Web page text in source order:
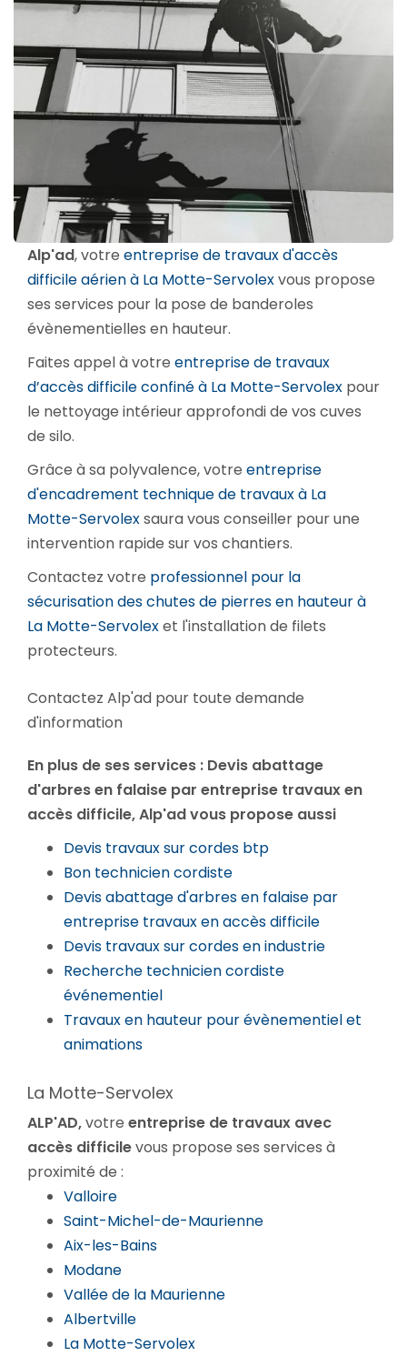
Alp'ad, votre entreprise de travaux d'accès
difficile aérien à La Motte-Servolexvous propose
ses services pour la pose de banderoles
évènementielles en hauteur.
Faites appel à votre entreprise de travaux
d’accès difficile confiné à La Motte-Servolex pour
le nettoyage intérieur approfondi de vos cuves
de silo.
Grâce à sa polyvalence, votre entreprise
d'encadrement technique de travaux à La
Motte-Servolexsaura vous conseiller pour une
intervention rapide sur vos chantiers.
Contactez votre professionnel pour la
sécurisation des chutes de pierres en hauteur à
La Motte-Servolexet l'installation de filets
protecteurs.
Contactez Alp'ad pour toute demande
d'information
En plus de ses services : Devis abattage
d'arbres en falaise par entreprise travaux en
accès difficile, Alp'ad vous propose aussi
Devis travaux sur cordes btp
Bon technicien cordiste
Devis abattage d'arbres en falaise par
entreprise travaux en accès difficile
Devis travaux sur cordes en industrie
Recherche technicien cordiste
événementiel
Travaux en hauteur pour évènementiel et
animations
La Motte-Servolex
ALP'AD,votre entreprise de travaux avec
accès difficilevous propose ses services à
proximité de :
Valloire
Saint-Michel-de-Maurienne
Aix-les-Bains
Modane
Vallée de la Maurienne
Albertville
La Motte-Servolex